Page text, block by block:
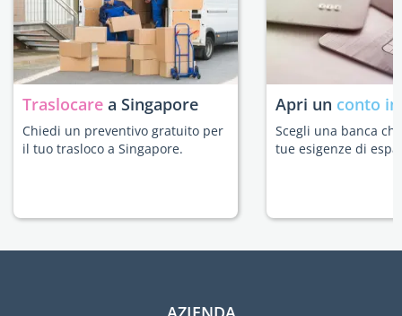
Traslocare a Singapore
Chiedi un preventivo gratuito per
il tuo trasloco a Singapore.
Apri un conto
Scegli una banca
tue esigenze di